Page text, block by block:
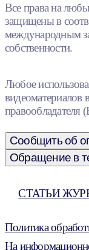
Все права на
защищены в
международным
собственности.
Любое
видеоматериалов
Сообщить об
Обращение в
СТАТЬИ
Политика
На